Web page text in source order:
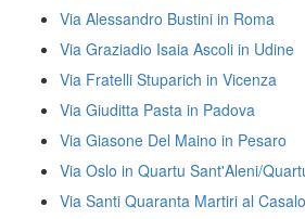
Via Alessandro Bustini in Roma
Via Graziadio Isaia Ascoli in Udine
Via Fratelli Stuparich in Vicenza
Via Giuditta Pasta in Padova
Via Giasone Del Maino in Pesaro
Via Oslo in Quartu Sant'Aleni/
Via Santi Quaranta Martiri al